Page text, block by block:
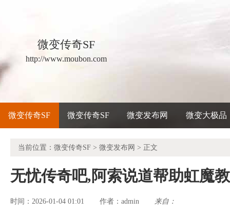
微变传奇SF
http://www.moubon.com
微变传奇SF 微变传奇SF 微变发布网 微变大极品
当前位置： 微变传奇SF > 微变发布网 > 正文
无忧传奇吧,阿索说道帮助虹魔
时间：2026-01-04 01:01 作者： admin 来自：